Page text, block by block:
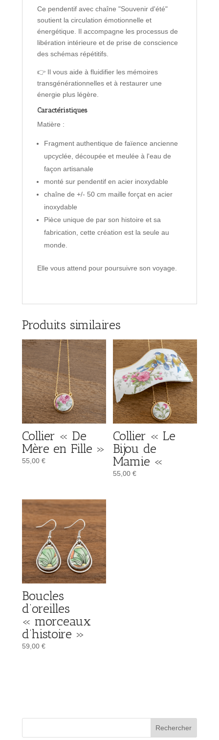
Ce pendentif avec chaîne "Souvenir d'été"
soutient la circulation émotionnelle et
énergétique. Il accompagne les processus de
libération intérieure et de prise de conscience
des schémas répétitifs.
👉 Il vous aide à fluidifier les mémoires
transgénérationnelles et à restaurer une
énergie plus légère.
Caractéristiques
Matière :
Fragment authentique de faïence ancienne
upcyclée, découpée et meulée à l'eau de
façon artisanale
monté sur pendentif en acier inoxydable
chaîne de +/- 50 cm maille forçat en acier
inoxydable
Pièce unique de par son histoire et sa
fabrication, cette création est la seule au
monde.
Elle vous attend pour poursuivre son voyage.
Produits similaires
Collier « De
Mère en Fille »
55,00 €
Collier « Le
Bijou de
Mamie «
55,00€
Boucles
d’oreilles
« morceaux
d’histoire »
59,00 €